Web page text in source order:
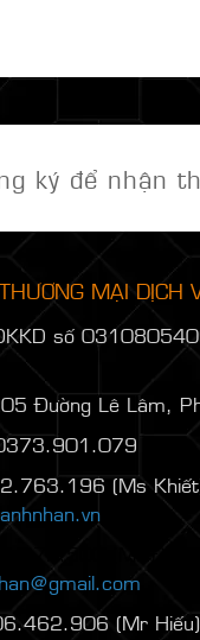
ký để nhận
MẠI
số
Đường Lê Lâm,
(Ms
(Mr
(Mr Hiếu)